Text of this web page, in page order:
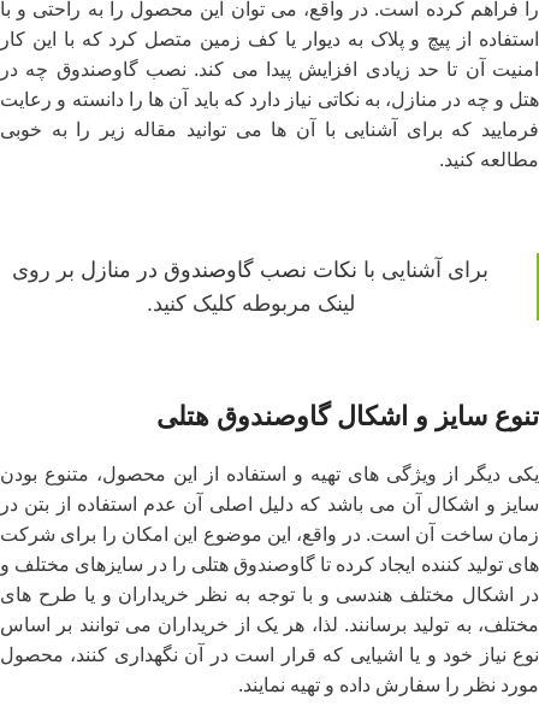
را فراهم کرده است. در واقع، می ‌توان این محصول را به راحتی و با
استفاده از پیچ و پلاک به دیوار یا کف زمین متصل کرد که با این کار
امنیت آن تا حد زیادی افزایش پیدا می‌ کند. نصب گاوصندوق چه در
هتل و چه در منازل، به نکاتی نیاز دارد که باید آن ها را دانسته و رعایت
فرمایید که برای آشنایی با آن ها می‌ توانید مقاله زیر را به خوبی
مطالعه کنید.
برای آشنایی با نکات نصب گاوصندوق در منازل بر روی
لینک مربوطه کلیک کنید.
تنوع سایز و اشکال گاوصندوق هتلی
یکی دیگر از ویژگی ‌های تهیه و استفاده از این محصول، متنوع بودن
سایز و اشکال آن می ‌باشد که دلیل اصلی آن عدم استفاده از بتن در
زمان ساخت آن است. در واقع، این موضوع این امکان را برای شرکت‌
های تولید کننده ایجاد کرده تا گاوصندوق هتلی را در سایزهای مختلف و
در اشکال مختلف هندسی و با توجه به نظر خریداران و یا طرح‌ های
مختلف، به تولید برسانند. لذا، هر یک از خریداران می‌ توانند بر اساس
نوع نیاز خود و یا اشیایی که قرار است در آن نگهداری کنند، محصول
مورد نظر را سفارش داده و تهیه نمایند.